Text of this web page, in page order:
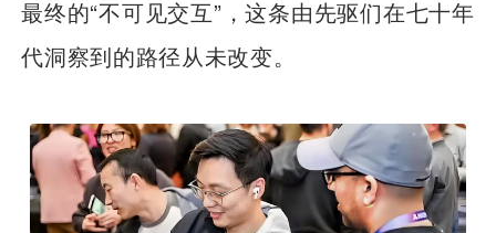
最终的“不可见交互”，这条由先驱们在七十年
代洞察到的路径从未改变。